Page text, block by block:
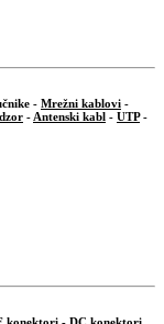
- Mrežni kablovi -
- Antenski kabl - UTP-